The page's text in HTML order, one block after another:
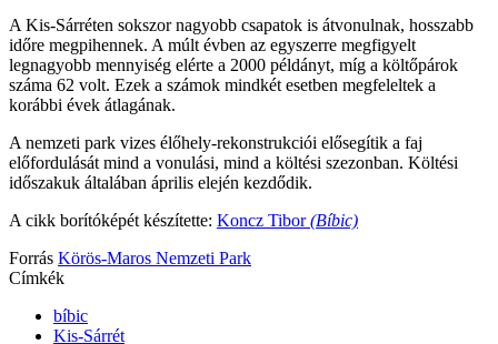
A Kis-Sárréten sokszor nagyobb csapatok is átvonulnak, hosszabb
időre megpihennek. A múlt évben az egyszerre megfigyelt
legnagyobb mennyiség elérte a 2000 példányt, míg a költőpárok
száma 62 volt. Ezek a számok mindkét esetben megfeleltek a
korábbi évek átlagának.
A nemzeti park vizes élőhely-rekonstrukciói elősegítik a faj
előfordulását mind a vonulási, mind a költési szezonban. Költési
időszakuk általában április elején kezdődik.
A cikk borítóképét készítette: Koncz Tibor(Bíbic)
Forrás Körös-Maros Nemzeti Park
Címkék
bíbic
Kis-Sárrét